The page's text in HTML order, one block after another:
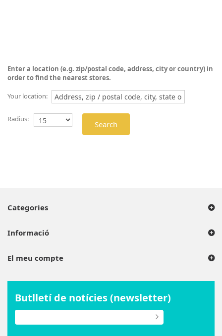
Enter a location (e.g. zip/postal code, address, city or country) in
order to find the nearest stores.
Your location:
Radius:
Search
Categories
Informació
El meu compte
Butlletí de notícies (newsletter)